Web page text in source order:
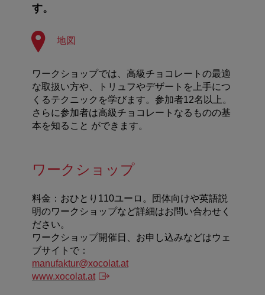
す。
地図
ワークショップでは、高級チョコレートの最適
な取扱い方や、トリュフやデザートを上手につ
くるテクニックを学びます。参加者12名以上。
さらに参加者は高級チョコレートなるものの基
本を知ること ができます。
ワークショップ
料金：おひとり110ユーロ。団体向けや英語説
明のワークショップなど詳細はお問い合わせく
ださい。
ワークショップ開催日、お申し込みなどはウェ
ブサイトで：
manufaktur@xocolat.at
www.xocolat.at